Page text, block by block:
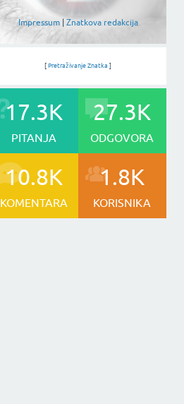
Impressum| Znatkova redakcija
[ Pretraživanje Znatka ]
17.3K
PITANJA
27.3K
ODGOVORA
10.8K
KOMENTARA
1.8K
KORISNIKA